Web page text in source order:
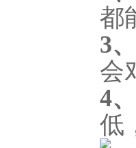
都
3
会
4
低